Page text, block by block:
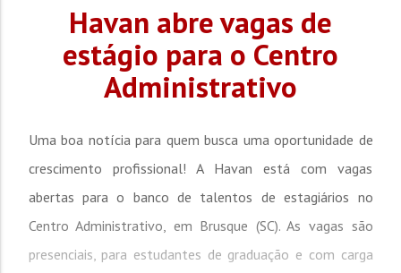
Havan abre vagas de
estágio para o Centro
Administrativo
Uma boa notícia para quem busca uma oportunidade de
crescimento profissional! A Havan está com vagas
abertas para o banco de talentos de estagiários no
Centro Administrativo, em Brusque (SC). As vagas são
presenciais, para estudantes de graduação e com carga